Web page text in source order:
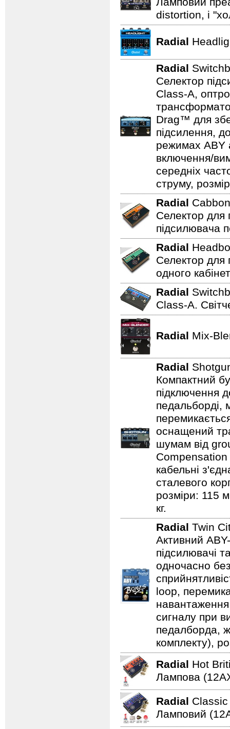
distortion, і
Radial
Radial
Селектор
Class-A,
Drag™ для
підсилення,
режимах ABY
включення/
середніх
струму,
Radial
Селектор для
підсилювача
Radial
Селектор для
одного
Radial
Class-A.
Radial Mix-
Radial
Компактний
підключення
педальборді,
оснащений
шумам від
Compensation
кабельні
сталевого
розміри: 115
кг.
Radial Twin
Активний
підсилювачі
одночасно
loop,
навантаження
сигналу при
педалборда,
комплекту),
Radial Hot
Лампова
Radial
Ламповий